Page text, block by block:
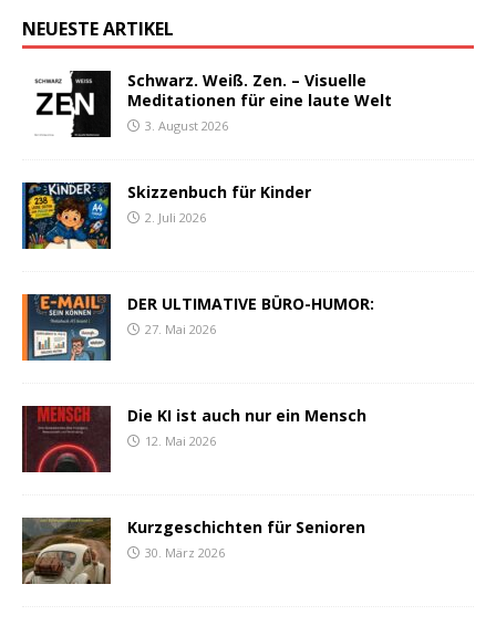
NEUESTE ARTIKEL
Schwarz. Weiß. Zen. – Visuelle
Meditationen für eine laute Welt
3. August 2026
Skizzenbuch für Kinder
2. Juli 2026
DER ULTIMATIVE BÜRO-HUMOR:
27. Mai 2026
Die KI ist auch nur ein Mensch
12. Mai 2026
Kurzgeschichten für Senioren
30. März 2026